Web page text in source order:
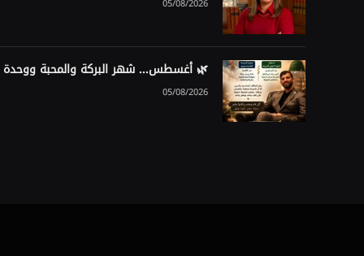
05/08/2026
🌿 أغسطس… شهر البركة والمحبة ووحدة
05/08/2026